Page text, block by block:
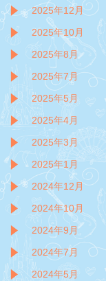
2025年12月
2025年10月
2025年8月
2025年7月
2025年5月
2025年4月
2025年3月
2025年1月
2024年12月
2024年10月
2024年9月
2024年7月
2024年5月